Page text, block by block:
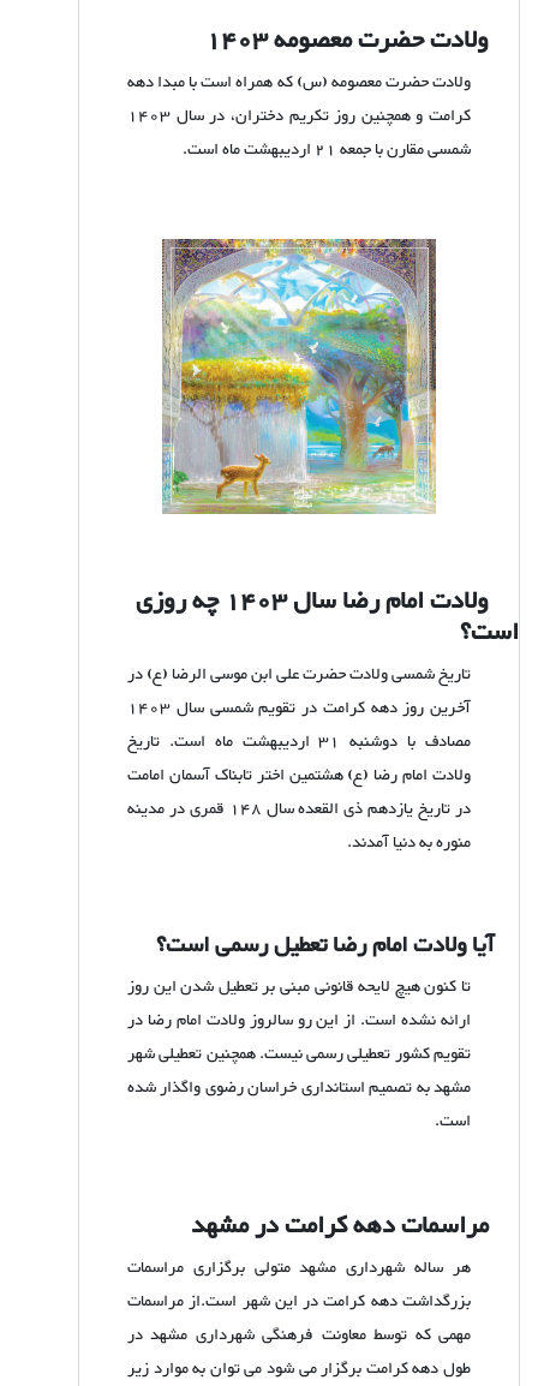
ولادت حضرت معصومه1403
ولادت حضرت معصومه (س) که همراه است با مبدا دهه
کرامت و همچنین روز تکریم دختران، در سال 1403
شمسی مقارن با جمعه 21 اردیبهشت ماه است.
ولادت امام رضا سال1403 چه روزی
است؟
تاریخ شمسی ولادت حضرت علی ابن موسی الرضا (ع) در
آخرین روز دهه کرامت در تقویم شمسی سال 1403
مصادف با دوشنبه 31 اردیبهشت ماه است. تاریخ
ولادت امام رضا (ع) هشتمین اختر تابناک آسمان امامت
در تاریخ یازدهم ذی القعده سال 148 قمری در مدینه
منوره به دنیا آمدند.
آیا ولادت امام رضا تعطیل رسمی است؟
تا کنون هیچ لایحه قانونی مبنی بر تعطیل شدن این روز
ارائه نشده است. از این رو سالروز ولادت امام رضا در
تقویم کشور تعطیلی رسمی نیست. همچنین تعطیلی شهر
مشهد به تصمیم استانداری خراسان رضوی واگذار شده
است.
مراسمات دهه کرامت در مشهد
هر ساله شهرداری مشهد متولی برگزاری مراسمات
بزرگداشت دهه کرامت در این شهر است.از مراسمات
مهمی که توسط معاونت فرهنگی شهرداری مشهد در
طول دهه کرامت برگزار می شود می توان به موارد زیر